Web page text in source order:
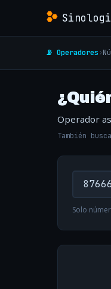
📡 Operadores›
Operador
También
Solo